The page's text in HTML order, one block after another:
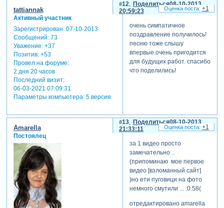
Поделиться
12
08-10-2013
20:59:23
tattiannak
Активный участник
Зарегистрирован: 07-10-2013
Сообщений:73
Уважение: +37
Позитив: +53
Провел на форуме:
2 дня 20 часов
Последний визит:
06-03-2021 07:09:31
Параметры компьютера:5 версия
очень симпатичное
поздравление получилось!
песню тоже слышу
впервые.очень пригодится
для будущих работ. спасибо
что поделились!
+1
Поделиться
13
08-10-2013
21:33:11
Amarella
Постоялец
за 1 видео просто
замечательно ..
(припоминаю мое первое
видео [взломанный сайт]
)но ети пуговици на фото
немного смутили ... :0.58(
отредактировано amarella
+1